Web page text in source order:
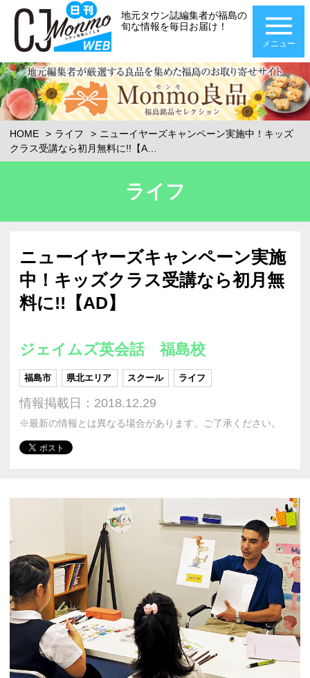
地元タウン誌編集者が福島の
旬な情報を毎日お届け！
メニュー
HOME ライフ
ニューイヤーズキャンペーン実施中！キッズ
クラス受講なら初月無料に!!【A…
ライフ
ニューイヤーズキャンペーン実施
中！キッズクラス受講なら初月無
料に!!【AD】
ジェイムズ英会話 福島校
福島市 県北エリア スクール ライフ
情報掲載日：2018.12.29
※最新の情報とは異なる場合があります。ご了承ください。